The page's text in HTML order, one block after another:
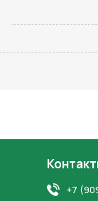
+7